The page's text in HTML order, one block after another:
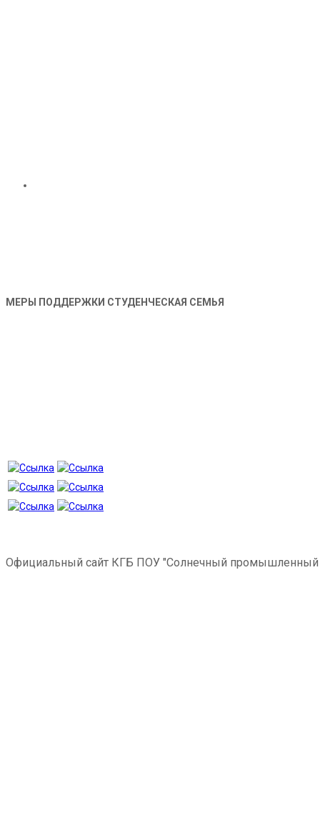
МЕРЫ ПОДДЕРЖКИ СТУДЕНЧЕСКАЯ СЕМЬЯ
Официальный сайт КГБ ПОУ "Солнечный промышленный